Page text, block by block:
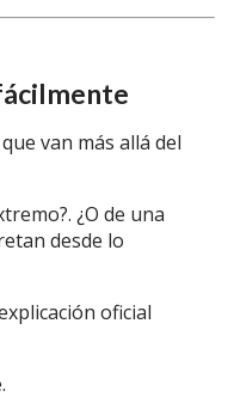
van más allá del
¿O de una
desde lo
oficial